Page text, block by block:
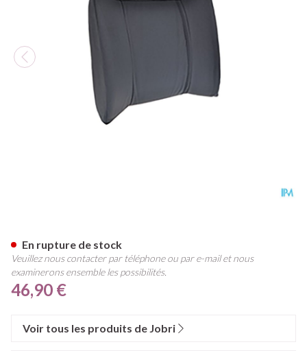
46,90 €
En rupture de stock
Veuillez nous contacter par téléphone ou par e-mail et nous
examinerons ensemble les possibilités.
Voir tous les produits de Jobri